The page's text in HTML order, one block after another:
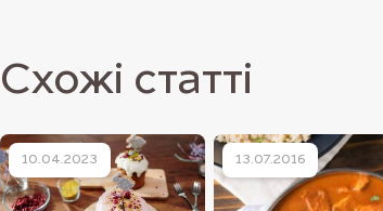
Схожі статті
10.04.2023 13.07.2016